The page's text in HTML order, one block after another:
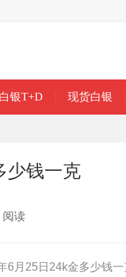
白银T+D 现货白银
少钱一克
阅读
6月25日24k金多少钱一